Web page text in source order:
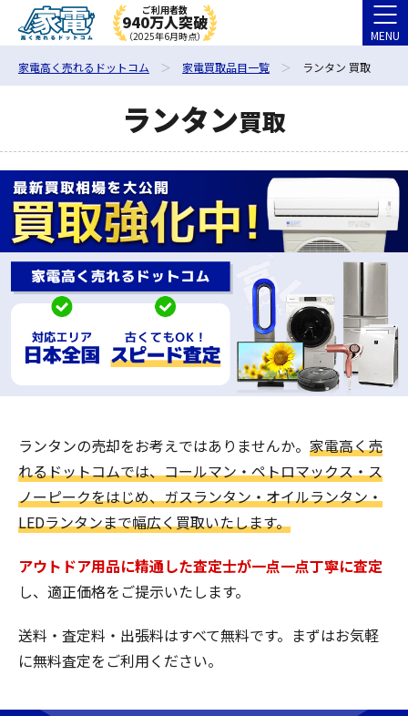
ご利用者数
940万人突破
（2025年6月時点） MENU
家電高く売れるドットコム 家電買取品目一覧 ランタン 買取
ランタン買取
ランタンの売却をお考えではありませんか。 家電高く売
れるドットコムでは、コールマン・ペトロマックス・ス
ノーピークをはじめ、ガスランタン・オイルランタン・
LEDランタンまで幅広く買取いたします。
アウトドア用品に精通した査定士が一点一点丁寧に査定
し、適正価格をご提示いたします。
送料・査定料・出張料はすべて無料です。まずはお気軽
に無料査定をご利用ください。